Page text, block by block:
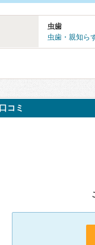
虫歯
虫歯・親知ら
コミ